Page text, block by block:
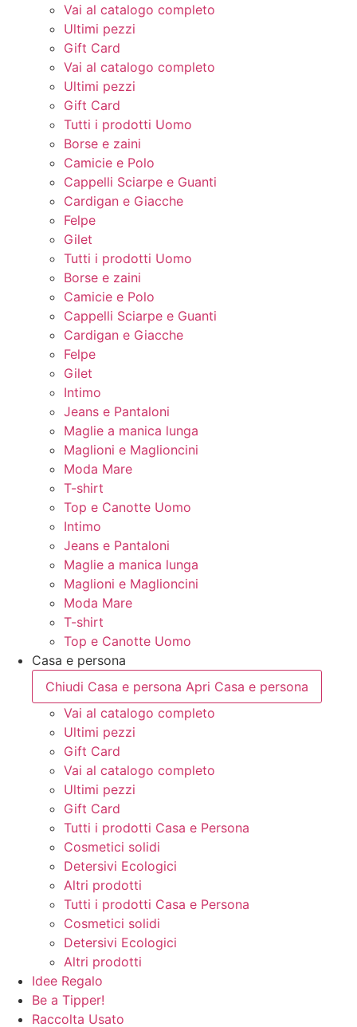
Vai al catalogo completo
Ultimi pezzi
Gift Card
Vai al catalogo completo
Ultimi pezzi
Gift Card
Tutti i prodotti Uomo
Borse e zaini
Camicie e Polo
Cappelli Sciarpe e Guanti
Cardigan e Giacche
Felpe
Gilet
Tutti i prodotti Uomo
Borse e zaini
Camicie e Polo
Cappelli Sciarpe e Guanti
Cardigan e Giacche
Felpe
Gilet
Intimo
Jeans e Pantaloni
Maglie a manica lunga
Maglioni e Maglioncini
Moda Mare
T-shirt
Top e Canotte Uomo
Intimo
Jeans e Pantaloni
Maglie a manica lunga
Maglioni e Maglioncini
Moda Mare
T-shirt
Top e Canotte Uomo
Casa e persona
Chiudi Casa e persona Apri Casa e persona
Vai al catalogo completo
Ultimi pezzi
Gift Card
Vai al catalogo completo
Ultimi pezzi
Gift Card
Tutti i prodotti Casa e Persona
Cosmetici solidi
Detersivi Ecologici
Altri prodotti
Tutti i prodotti Casa e Persona
Cosmetici solidi
Detersivi Ecologici
Altri prodotti
Idee Regalo
Be a Tipper!
Raccolta Usato